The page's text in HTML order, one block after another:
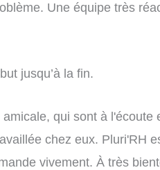
Une équipe très
jusqu’à la fin.
qui sont à l'écoute
chez eux. Pluri'RH
vivement. À très